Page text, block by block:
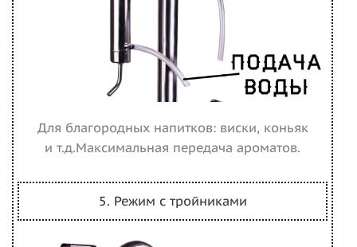
Для благородных напитков: виски, коньяк
и т.д.Максимальная передача ароматов.
5. Режим с тройниками